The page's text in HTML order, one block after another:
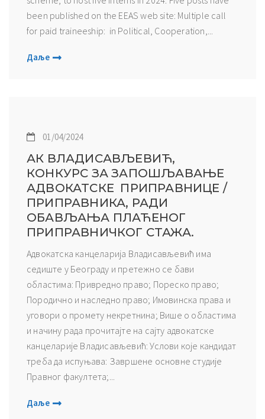
been published on the EEAS web site: Multiple call
for paid traineeship: in Political, Cooperation,...
Даље
01/04/2024
АК ВЛАДИСАВЉЕВИЋ,
КОНКУРС ЗА ЗАПОШЉАВАЊЕ
АДВОКАТСКЕ ПРИПРАВНИЦЕ /
ПРИПРАВНИКА, РАДИ
ОБАВЉАЊА ПЛАЋЕНОГ
ПРИПРАВНИЧКОГ СТАЖА.
Адвокатска канцеларија Владисављевић има
седиште у Београду и претежно се бави
областима: Привредно право; Пореско право;
Породично и наследно право; Имовинска права и
уговори о промету некретнина; Више о областима
и начину рада прочитајте на сајту адвокатске
канцеларије Владисављевић: Услови које кандидат
треба да испуњава: Завршене основне студије
Правног факултета;...
Даље